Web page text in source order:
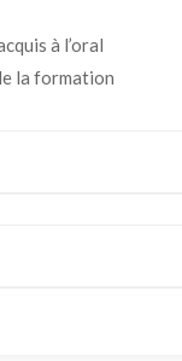
à l’oral
la formation